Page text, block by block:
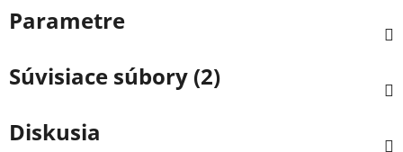
Parametre
Súvisiace súbory (2)
Diskusia